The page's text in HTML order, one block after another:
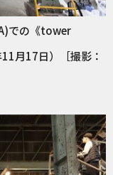
での《tower
月17日）［撮影：